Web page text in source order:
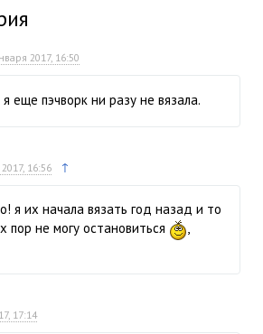
2017, 16:50
еще пэчворк ни разу не вязала.
16:56 ↑
я их начала вязать год назад и то
пор не могу остановиться
,
17:14